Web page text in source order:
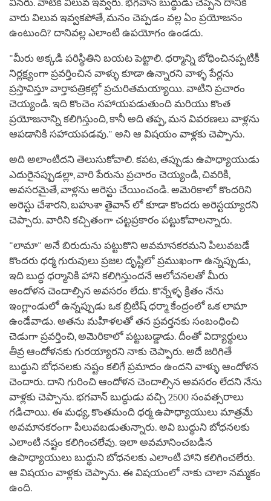
వినరు. వాటికి విలువ ఇవ్వరు. భగవాన్ బుద్ధుడు చెప్పిన దానికి
వారు విలువ ఇవ్వకపోతే, మనం చెప్పడం వల్ల ఏం ప్రయోజనం
ఉంటుంది? దానివల్ల ఎలాంటి ఉపయోగం ఉండదు.
"మీరు అక్కడి పరిస్థితిని బయట పెట్టాలి. ధర్మాన్ని బోధించినప్పటికీ
నిర్లక్ష్యంగా ప్రవర్తించిన వాళ్ళు కూడా ఉన్నారని వాళ్ళ పేర్లను
ప్రస్తావిస్తూ వార్తాపత్రికల్లో ప్రచురితమయ్యాయి. వాటిని ప్రచారం
చెయ్యండి. ఇది కొంచెం సహాయపడుతుంది మరియు కొంత
ప్రయోజనాన్ని కలిగిస్తుంది, కానీ అది తప్ప, మన వివరణలు వాళ్లను
ఆపడానికి సహాయపడవు." అని ఆ విషయం వాళ్లకు చెప్పాను.
అది అలాంటిదని తెలుసుకోవాలి. కపట, తప్పుడు ఉపాధ్యాయుడు
ఎదురైనప్పుడల్లా, వారి పేరును ప్రచారం చెయ్యండి, చివరికి,
అవసరమైతే, వాళ్లను అరెస్టు చేయించండి. అమెరికాలో కొందరిని
అరెస్టు చేశారని, బహుశా తైవాన్ లో కూడా కొందరు అరెస్టయ్యారని
చెప్పారు. వారిని కచ్చితంగా చట్టప్రకారం పట్టుకోవాలన్నారు.
"లామా" అనే బిరుదును పట్టుకొని అవమానకరమని పిలువబడే
కొందరు ధర్మ గురువులు ప్రజల దృష్టిలో ప్రముఖంగా ఉన్నప్పుడు,
ఇది బుద్ధ ధర్మానికి హాని కలిగిస్తుందనే ఆలోచనలతో మీరు
ఆందోళన చెందాల్సిన అవసరం లేదు. కొన్నేళ్ళ క్రితం నేను
ఇంగ్లాండులో ఉన్నప్పుడు ఒక బ్రిటిష్ ధర్మా కేంద్రంలో ఒక లామా
ఉండేవాడు. అతను మహిళలతో తన ప్రవర్తనకు సంబంధించి
చెడుగా ప్రవర్తించి, అమెరికాలో పట్టుబడ్డాడు. దీంతో విద్యార్థులు
తీవ్ర ఆందోళనకు గురయ్యారని నాకు చెప్పారు. అదే జరిగితే
బుద్ధుని బోధనలకు నష్టం కలిగే ప్రమాదం ఉందని వాళ్ళు ఆందోళన
చెందారు. దాని గురించి ఆందోళన చెందాల్సిన అవసరం లేదని నేను
వాళ్లకు చెప్పాను. భగవాన్ బుద్ధుడు వచ్చి 2500 సంవత్సరాలు
గడిచాయి. ఈ మధ్య, కొంతమంది ధర్మ ఉపాధ్యాయులు మాత్రమే
అవమానకరంగా పిలువబడుతున్నారు. అవి బుద్ధుని బోధనలకు
ఎలాంటి నష్టం కలిగించలేవు. ఇలా అవమానించబడిన
ఉపాధ్యాయులు బుద్ధుని బోధనలకు ఎలాంటి హాని కలిగించలేరు.
ఆ విషయం వాళ్లకు చెప్పాను. ఈ విషయంలో నాకు చాలా నమ్మకం
ఉంది.